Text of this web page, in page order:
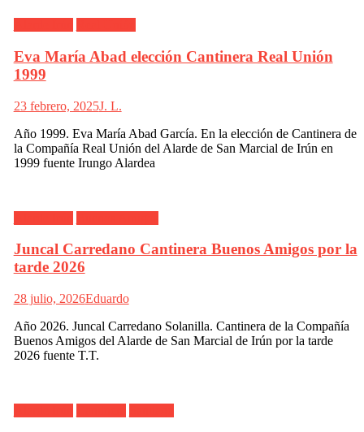
Eva María Abad elección Cantinera Real Unión
1999
23 febrero, 2025J. L.
Año 1999. Eva María Abad García. En la elección de Cantinera de
la Compañía Real Unión del Alarde de San Marcial de Irún en
1999 fuente Irungo Alardea
Juncal Carredano Cantinera Buenos Amigos por la
tarde 2026
28 julio, 2026Eduardo
Año 2026. Juncal Carredano Solanilla. Cantinera de la Compañía
Buenos Amigos del Alarde de San Marcial de Irún por la tarde
2026 fuente T.T.